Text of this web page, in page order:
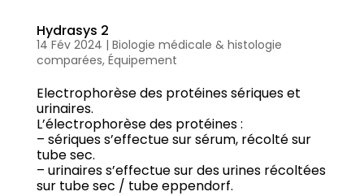
Hydrasys 2
14 Fév 2024 | Biologie médicale & histologie
comparées, Équipement
Electrophorèse des protéines sériques et
urinaires.
L’électrophorèse des protéines :
– sériques s’effectue sur sérum, récolté sur
tube sec.
– urinaires s’effectue sur des urines récoltées
sur tube sec / tube eppendorf.